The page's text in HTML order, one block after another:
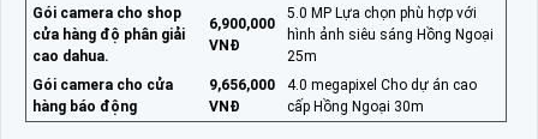
Gói camera cho shop
cửa hàng độ phân giải
cao dahua.
6,900,000
VNĐ
5.0 MP Lựa chọn phù hợp với
hình ảnh siêu sáng Hồng Ngoại
25m
Gói camera cho cửa
hàng báo động
9,656,000
VNĐ
4.0 megapixel Cho dự án cao
cấp Hồng Ngoại 30m